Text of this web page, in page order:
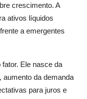
crescimento. A
ativos líquidos
a emergentes
Ele nasce da
aumento da demanda
para juros e